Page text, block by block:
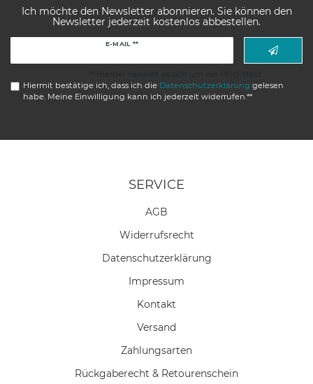
Ich möchte den Newsletter abonnieren. Sie können den
Newsletter jederzeit kostenlos abbestellen.
E-MAIL **
Hiermit bestätige ich, dass ich die Daten­schutz­erklärung gelesen
habe. Meine Einwilligung kann ich jederzeit widerrufen.**
SERVICE
AGB
Widerrufs­recht
Daten­schutz­erklärung
Impressum
Kontakt
Versand
Zahlungsarten
Rückgaberecht & Retourenschein